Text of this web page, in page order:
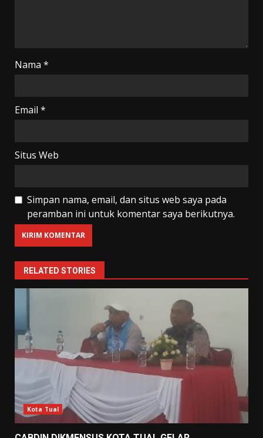
Nama *
Email *
Situs Web
Simpan nama, email, dan situs web saya pada
peramban ini untuk komentar saya berikutnya.
RELATED STORIES
Kota Tual